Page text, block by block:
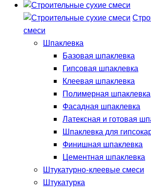
смеси
Шпаклевка
Базовая шпаклевка
Гипсовая шпаклевка
Клеевая шпаклевка
Полимерная шпаклевка
Фасадная шпаклевка
Латексная и готовая
Шпаклевка для
Финишная шпаклевка
Цементная шпаклевка
Штукатурно-клеевые смеси
Штукатурка